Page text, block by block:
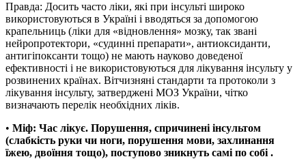
Правда: Досить часто ліки, які при інсульті широко
використовуються в Україні і вводяться за допомогою
крапельниць (ліки для «відновлення» мозку, так звані
нейропротектори, «судинні препарати», антиоксиданти,
антигіпоксанти тощо) не мають науково доведеної
ефективності і не використовуються для лікування інсульту у
розвинених країнах. Вітчизняні стандарти та протоколи з
лікування інсульту, затверджені МОЗ України, чітко
визначають перелік необхідних ліків.
• Міф: Час лікує. Порушення, спричинені інсультом
(слабкість руки чи ноги, порушення мови, захлинання
їжею, двоїння тощо), поступово зникнуть самі по собі .